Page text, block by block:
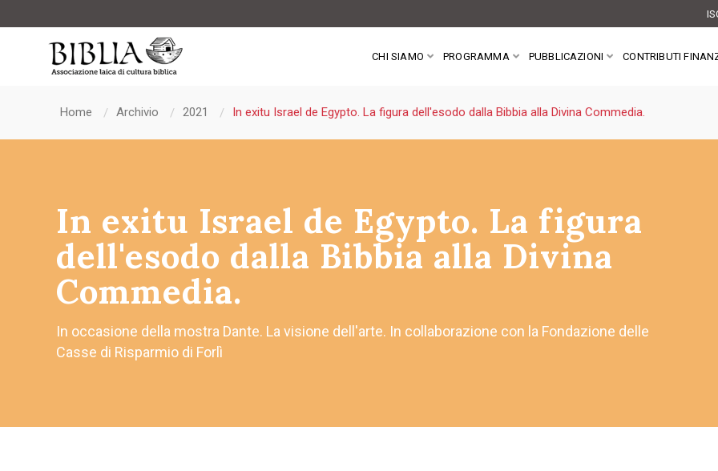
CHI SIAMO PROGRAMMA PUBBLICAZIONI CONTRIBUTI
Home Archivio 2021 In exitu Israel de Egypto. La figura dell'esodo dalla Bibbia alla Divina Commedia.
In exitu Israel de Egypto. La figura
dell'esodo dalla Bibbia alla Divina
Commedia.
In occasione della mostra Dante. La visione dell'arte. In collaborazione con la Fondazione delle
Casse di Risparmio di Forlì